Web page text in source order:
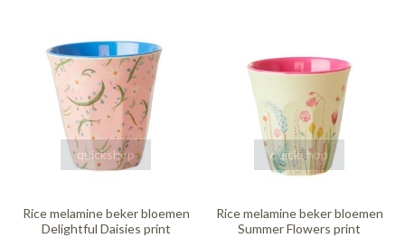
quickshop
Rice melamine beker bloemen
Delightful Daisies print
quickshop
Rice melamine beker bloemen
Summer Flowers print